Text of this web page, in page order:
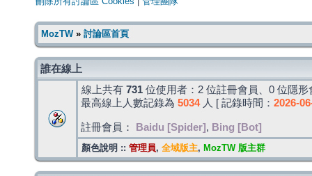
MozTW» 討論區首頁
誰在線上
線上共有 731 位使用者：2 位註冊會員、0 位隱
最高線上人數記錄為 5034人 [ 記錄時間： 2026-
註冊會員： Baidu [Spider] , Bing [Bot]
顏色說明 :: 管理員, 全域版主, MozTW 版主群